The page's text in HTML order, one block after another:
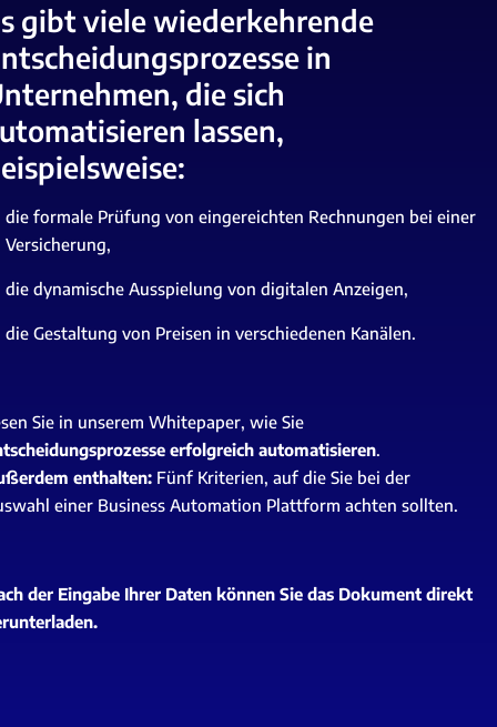
gibt viele wiederkehrende
in
die sich
lassen,
die formale Prüfung von eingereichten Rechnungen bei einer
Versicherung,
die dynamische Ausspielung von digitalen Anzeigen,
die Gestaltung von Preisen in verschiedenen Kanälen.
Sie in unserem Whitepaper, wie Sie
erfolgreich automatisieren.
enthalten: Fünf Kriterien, auf die Sie bei der
einer Business Automation Plattform achten sollten.
der Eingabe Ihrer Daten können Sie das Dokument direkt